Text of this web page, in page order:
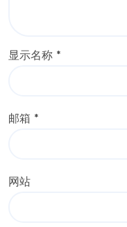
显示名称 *
邮箱 *
网站